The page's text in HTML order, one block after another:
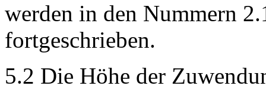
werden in den Nummern
fortgeschrieben.
5.2 Die Höhe der